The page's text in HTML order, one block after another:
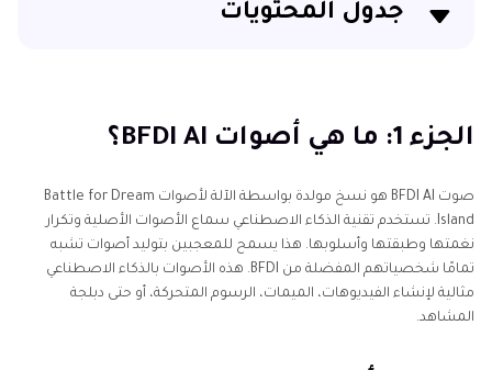
جدول المحتويات
الجزء 2: أفضل مولدات صوت AI لأصوات BFDI
BFDI AI
الجزء 4: الأسئلة الشائعة حول مولدات أصوات BFDI AI
الجزء 1: ما هي أصوات BFDI AI؟
صوت BFDI AI هو نسخ مولدة بواسطة الآلة لأصوات Battle for Dream
Island. تستخدم تقنية الذكاء الاصطناعي سماع الأصوات الأصلية وتكرار
نغمتها وطبقتها وأسلوبها. هذا يسمح للمعجبين بتوليد أصوات تشبه
تمامًا شخصياتهم المفضلة من BFDI. هذه الأصوات بالذكاء الاصطناعي
مثالية لإنشاء الفيديوهات، الميمات، الرسوم المتحركة، أو حتى دبلجة
المشاهد.